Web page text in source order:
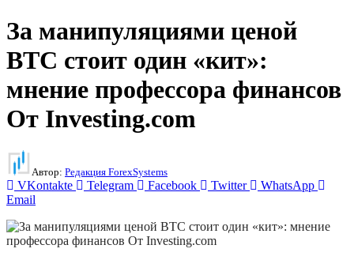
За манипуляциями ценой
BTC стоит один «кит»:
мнение профессора финансов
От Investing.com
Автор: Редакция ForexSystems
VKontakte Telegram Facebook Twitter
WhatsApp
Email